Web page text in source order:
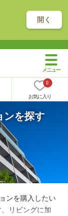
開く
0
お気に入り
ンを探す
ンを購入したい
リビングに加